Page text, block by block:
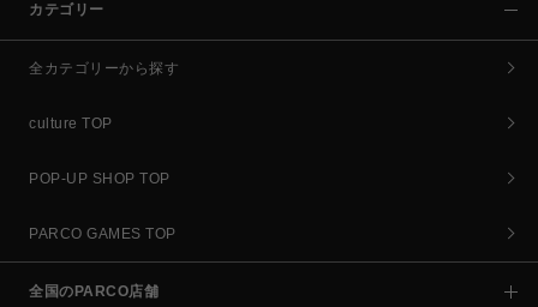
カテゴリー
全カテゴリーから探す
culture TOP
POP-UP SHOP TOP
PARCO GAMES TOP
全国のPARCO店舗